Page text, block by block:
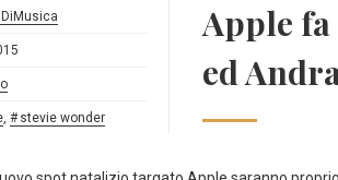
, stevie wonder
Apple
ed